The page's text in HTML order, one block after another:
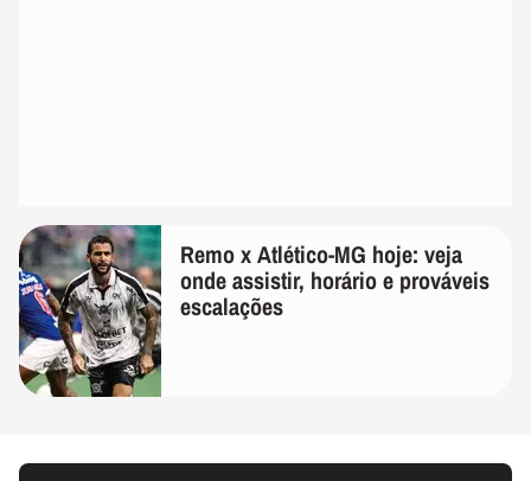
Remo x Atlético-MG hoje: veja
onde assistir, horário e prováveis
escalações